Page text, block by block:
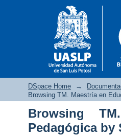
Browsing TM.
DSpace Home →
Browsing TM. Maestría en
Browsing
Pedagógica by